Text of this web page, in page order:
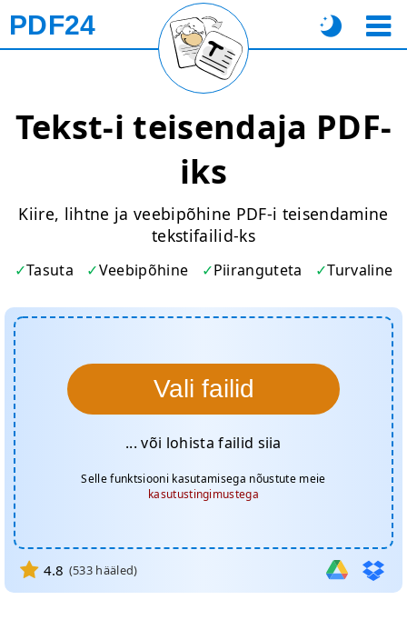
PDF24
Tekst-i teisendaja PDF-
iks
Kiire, lihtne ja veebipõhine PDF-i teisendamine
tekstifailid-ks
Tasuta Veebipõhine Piiranguteta Turvaline
Vali failid
... või lohista failid siia
Selle funktsiooni kasutamisega nõustute meie
kasutustingimustega
4.8 (533 hääled)